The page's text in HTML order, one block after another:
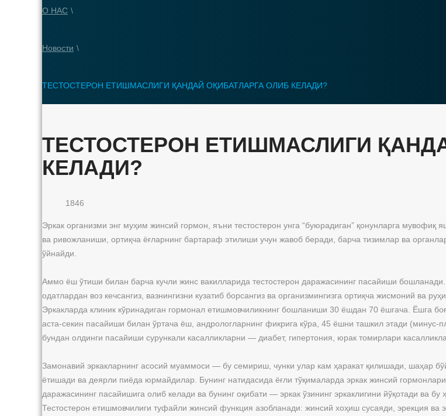
О НАС \
Новости \
ТЕСТОСТЕРОН ЕТИШМАСЛИГИ ҚАНДАЙ ОҚИБАТЛАРГА ОЛИБ КЕЛАДИ?
ТЕСТОСТЕРОН ЕТИШМАСЛИГИ
КЕЛАДИ?
1846
Эркак организми энг муҳим жинсий гормон, яъни тестостерон унга “буюрадиган” қонунларга
ва ривожланиши, ортиқча ёғларнинг бартараф этилиши учун жавоб беради, барча тизимлар ва
ўйнайди.
Аммо ёш ўтиши билан барча кучли жинс вакилларида тестостерон даражасининг пасайиши
одатлардан воз кечсангиз, вазнингизни кузатиб борсангиз ва организмингизга ортиқча жисмоний ва
Эркакларда клиник кўринадиган гормонал етишмовчиликнинг бошланиши 30 ёшдан 70 ёшгача. Ёшга
аста-секин пасайиши билан ўртача ёш, андрологларнинг фикрига кўра, 45 ёшни ташкил этади
бундан олдинги пасайиши сурункали касалликларни — диабет, гипертония, юрак томирлари
Замонавий эркакларнинг асосий муаммоси — бу семириш, чунки улар кам ҳаракат қилишади, шаҳар
ётишади ва деярли пиёда юрмайдилар. Бунинг натидасида ёғли тўқималарда эркак жинсий
даражасининг пасайишига олиб келади ва бунинг оқибати — эркак ўзининг эркаклигини йўқотади ва
Тестостерон етишмовчилиги туфайли жинсий функция азобланади: жинсий хоҳиш сусаяди, эрекция